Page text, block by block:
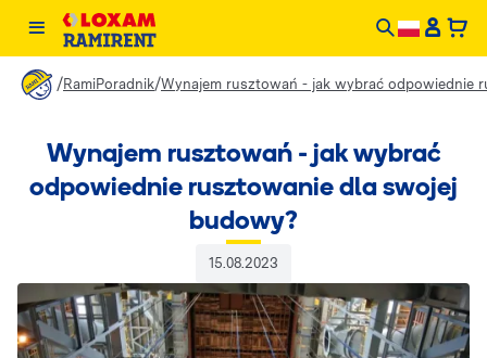
/RamiPoradnik/Wynajem rusztowań - jak wybrać odpowiednie
Wynajem rusztowań - jak wybrać
odpowiednie rusztowanie dla swojej
budowy?
15.08.2023